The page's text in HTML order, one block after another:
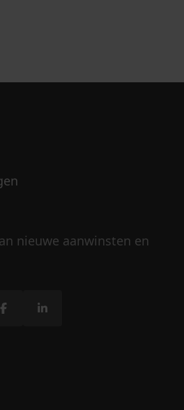
nieuwe aanwinsten en